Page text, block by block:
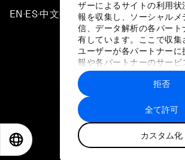
ザーによるサイトの利用状
報を収集し、ソーシャルメ
信、データ解析の各パート
有しています。ここで収集
ユーザーが各パートナーに
報や各パートナーのサービ
に収集された情報と組み
トナーによって使用される
す。
全て許可
カスタム化
拒否
EN ▪ES▪中文▪ 日本語
プライバシーポリシーと利
サイトマップ
©
世界経済フォーラ